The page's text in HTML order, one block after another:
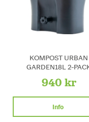
KOMPOST URBAN
GARDEN18L 2-
940 kr
Info